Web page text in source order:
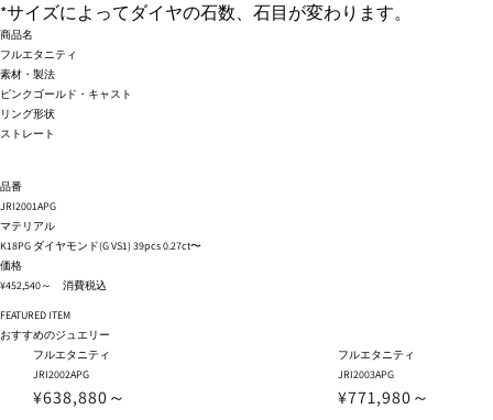
*サイズによってダイヤの石数、石目が変わります。
商品名
フルエタニティ
素材・製法
ピンクゴールド・キャスト
リング形状
ストレート
品番
JRI2001APG
マテリアル
K18PG ダイヤモンド(G VS1) 39pcs 0.27ct〜
価格
¥452,540～ 消費税込
FEATURED ITEM
おすすめのジュエリー
フルエタニティ
JRI2002APG
¥638,880～
フルエタニティ
JRI2003APG
¥771,980～